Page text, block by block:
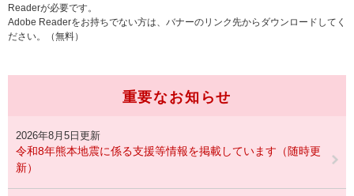
Readerが必要です。
Adobe Readerをお持ちでない方は、バナーのリンク先からダウンロードしてく
ださい。（無料）
重要なお知らせ
2026年8月5日更新
令和8年熊本地震に係る支援等情報を掲載しています（随時更
新）